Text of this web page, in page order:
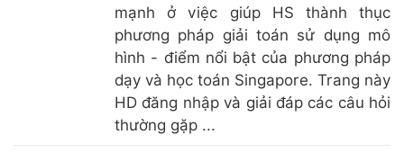
mạnh ở việc giúp HS thành thục
phương pháp giải toán sử dụng mô
hình - điểm nổi bật của phương pháp
dạy và học toán Singapore. Trang này
HD đăng nhập và giải đáp các câu hỏi
thường gặp ...